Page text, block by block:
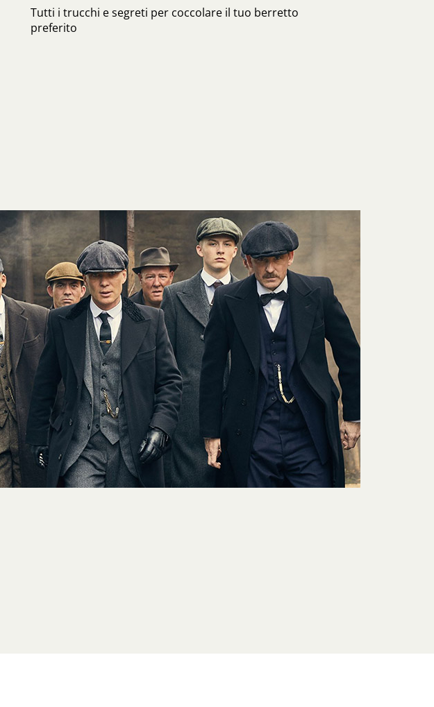
Tutti i trucchi e segreti per coccolare il tuo berretto
preferito